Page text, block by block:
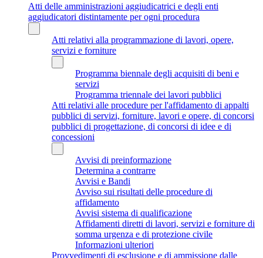
Atti delle amministrazioni aggiudicatrici e degli enti
aggiudicatori distintamente per ogni procedura
Atti relativi alla programmazione di lavori, opere,
servizi e forniture
Programma biennale degli acquisiti di beni e
servizi
Programma triennale dei lavori pubblici
Atti relativi alle procedure per l'affidamento di appalti
pubblici di servizi, forniture, lavori e opere, di concorsi
pubblici di progettazione, di concorsi di idee e di
concessioni
Avvisi di preinformazione
Determina a contrarre
Avvisi e Bandi
Avviso sui risultati delle procedure di
affidamento
Avvisi sistema di qualificazione
Affidamenti diretti di lavori, servizi e forniture di
somma urgenza e di protezione civile
Informazioni ulteriori
Provvedimenti di esclusione e di ammissione dalle